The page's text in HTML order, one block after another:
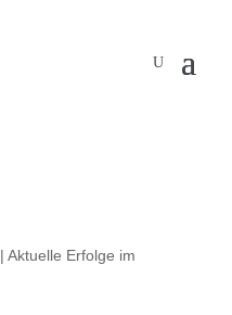
|Aktuelle Erfolge im